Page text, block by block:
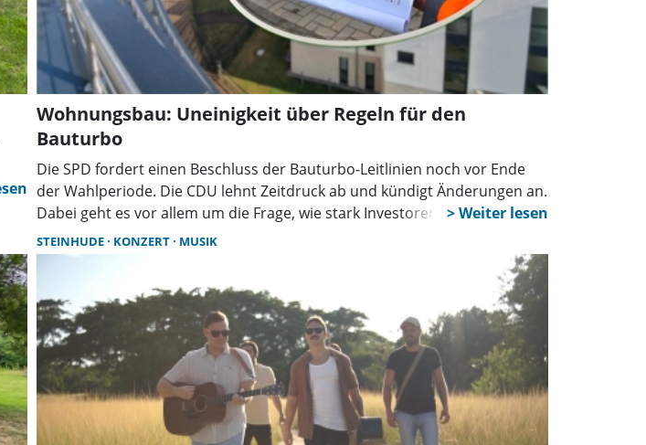
Wohnungsbau: Uneinigkeit über Regeln für den
Bauturbo
Die SPD fordert einen Beschluss der Bauturbo-Leitlinien noch vor Ende
der Wahlperiode. Die CDU lehnt Zeitdruck ab und kündigt Änderungen an.
Dabei geht es vor allem um die Frage, wie stark Investoren durch
Vorgaben zum sozialen Wohnungsbau gebunden werden sollen.
STEINHUDE KONZERT MUSIK